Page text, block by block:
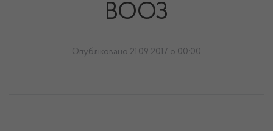
ВООЗ
Опубліковано 21.09.2017 о 00:00